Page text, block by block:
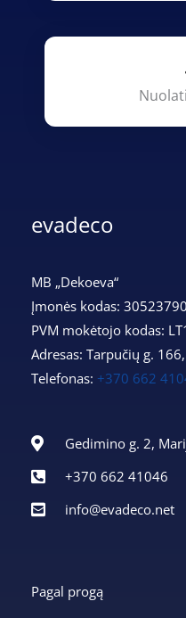
evadeco
MB „Dekoeva“
Įmonės kodas:
PVM mokėtojo kodas:
Adresas: Tarpučių g.
Telefonas: +370 662
Gedimino g. 2,
+370 662 41046
info@evadeco.net
Pagal progą